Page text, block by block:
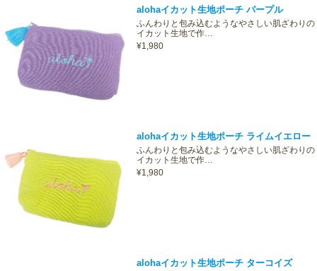
alohaイカット生地ポーチ パープル
ふんわりと包み込むようなやさしい肌ざわりの
イカット生地で作…
¥1,980
alohaイカット生地ポーチ ライムイエロー
ふんわりと包み込むようなやさしい肌ざわりの
イカット生地で作…
¥1,980
alohaイカット生地ポーチ ターコイズ